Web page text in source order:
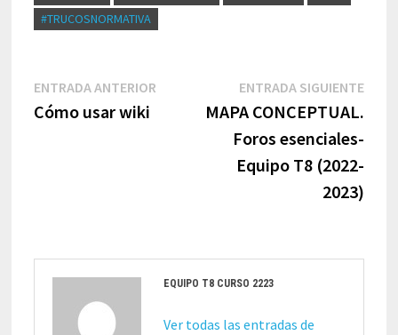
#TRUCOSNORMATIVA
Navegación
entradas
ENTRADA ANTERIOR
anterior:
Cómo usar wiki
ENTRADA SIGUIENTE
MAPA CONCEPTUAL.
Foros esenciales-
Equipo T8 (2022-
2023)
EQUIPO T8 CURSO 2223
Ver todas las entradas de